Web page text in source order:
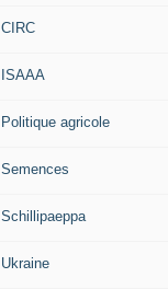
CIRC
ISAAA
Politique agricole
Semences
Schillipaeppa
Ukraine